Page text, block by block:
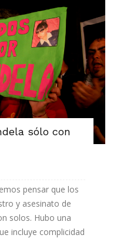
sólo con
pensar que los
y asesinato de
solos. Hubo una
incluye complicidad